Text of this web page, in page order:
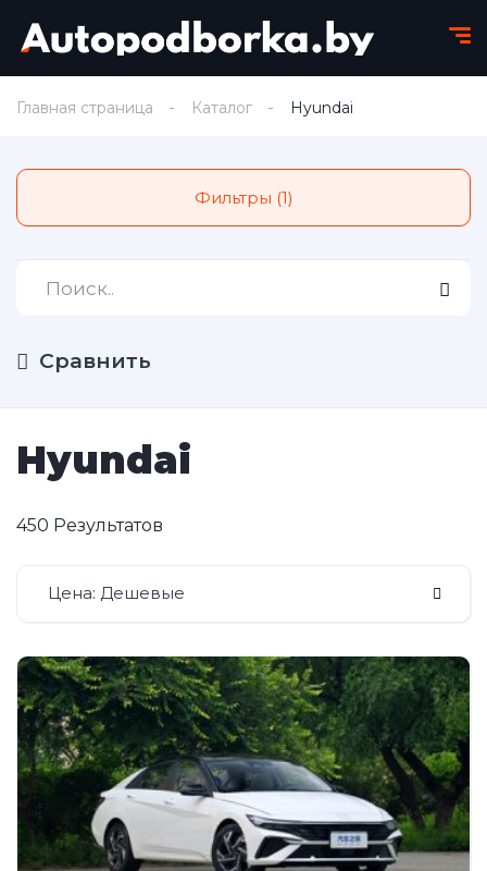
Главная страница Каталог Hyundai
Фильтры (1)
Сравнить
Hyundai
450 Результатов
Цена: Дешевые